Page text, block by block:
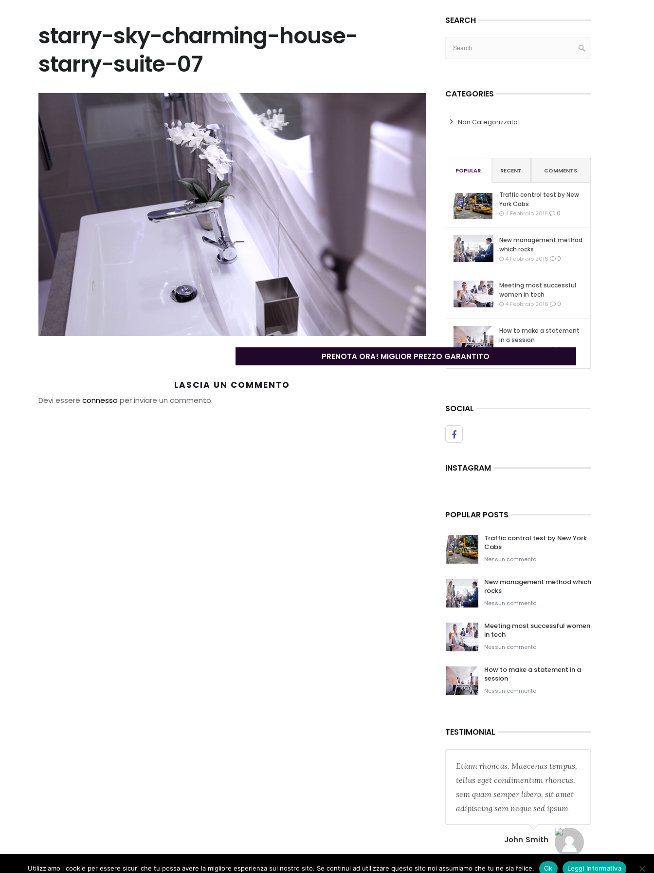
PRENOTA ORA! MIGLIOR PREZZO GARANTITO
starry-sky-charming-house-
starry-suite-07
LASCIA UN COMMENTO
Devi essere connesso per inviare un commento.
SEARCH
CATEGORIES
Non Categorizzato
POPULAR RECENT COMMENTS
Traffic control test by New
York Cabs
4 Febbraio 2015 0
New management method
which rocks
4 Febbraio 2016 0
Meeting most successful
women in tech
4 Febbraio 2016 0
How to make a statement
in a session
4 Febbraio 2016 0
SOCIAL
INSTAGRAM
POPULAR POSTS
Traffic control test by New York
Cabs
Nessun commento
New management method which
rocks
Nessun commento
Meeting most successful women
in tech
Nessun commento
How to make a statement in a
session
Nessun commento
TESTIMONIAL
Etiam rhoncus. Maecenas tempus,
tellus eget condimentum rhoncus,
sem quam semper libero, sit amet
adipiscing sem neque sed ipsum
John Smith
Utilizziamo i cookie per essere sicuri che tu possa avere la migliore esperienza sul nostro sito. Se continui ad utilizzare questo sito noi assumiamo che tu ne sia felice. Ok Leggi Informativa